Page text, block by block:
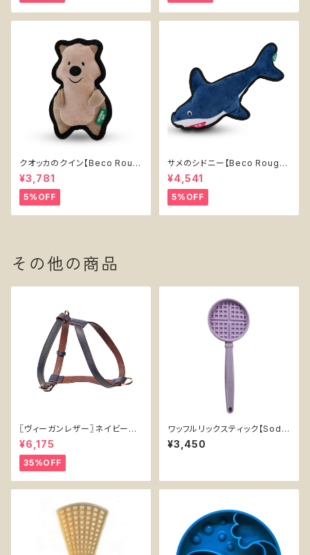
クオッカのクイン【Beco Roug
h & Tough Recycled Plasti
c Quokka】
¥3,781
5%OFF
サメのシドニー【Beco Rough
& Tough Recycled Plastic
Shark】
¥4,541
5%OFF
その他の商品
〖ヴィーガンレザー〗ネイビーハ
ーネス【Vegan Leather Navy
Harness】
¥6,175
35%OFF
ワッフルリックスティック【Soda
Pup】手持ち インターアクティブ
知育玩具 トレーニング ソダパッ
¥3,450